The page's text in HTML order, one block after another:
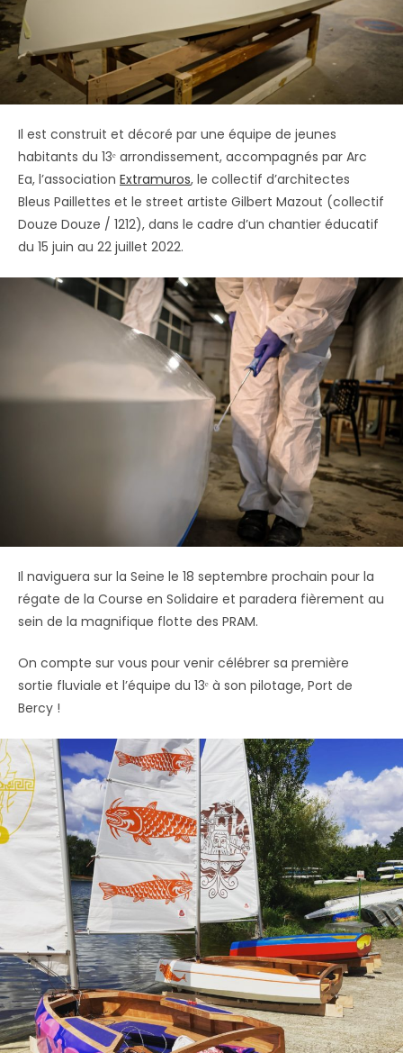
Il est construit et décoré par une équipe de jeunes
habitants du 13ᵉ arrondissement, accompagnés par Arc
Ea, l’association Extramuros, le collectif d’architectes
Bleus Paillettes et le street artiste Gilbert Mazout (collectif
Douze Douze / 1212), dans le cadre d’un chantier éducatif
du 15 juin au 22 juillet 2022.
Il naviguera sur la Seine le 18 septembre prochain pour la
régate de la Course en Solidaire et paradera fièrement au
sein de la magnifique flotte des PRAM.
On compte sur vous pour venir célébrer sa première
sortie fluviale et l’équipe du 13ᵉ à son pilotage, Port de
Bercy !